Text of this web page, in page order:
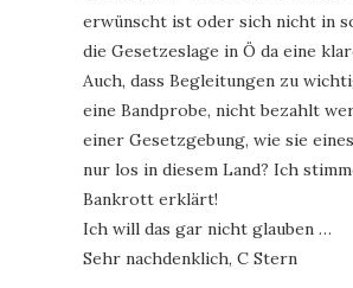
erwünscht ist oder sich nicht in
die Gesetzeslage in Ö da eine
Auch, dass Begleitungen zu
eine Bandprobe, nicht bezahlt
einer Gesetzgebung, wie sie
nur los in diesem Land? Ich
Bankrott erklärt!
Ich will das gar nicht glauben …
Sehr nachdenklich, C Stern